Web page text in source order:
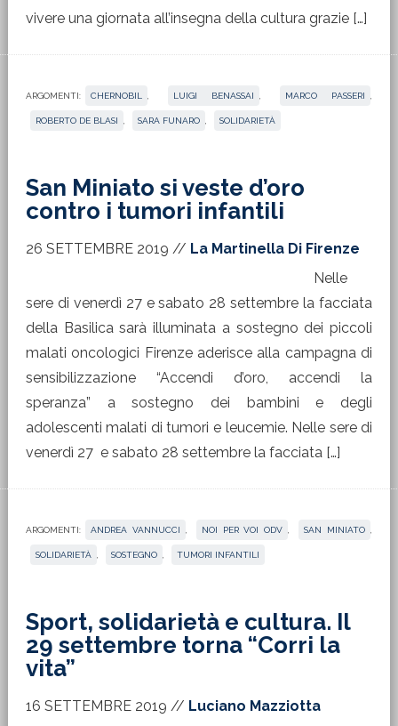
vivere una giornata all’insegna della cultura grazie […]
ARGOMENTI: CHERNOBIL LUIGI BENASSAI MARCO PASSERI
ROBERTO DE BLASI SARA FUNARO SOLIDARIETÀ
San Miniato si veste d’oro
contro i tumori infantili
26 SETTEMBRE 2019 // La Martinella Di Firenze
Nelle
sere di venerdì 27 e sabato 28 settembre la facciata
della Basilica sarà illuminata a sostegno dei piccoli
malati oncologici Firenze aderisce alla campagna di
sensibilizzazione “Accendi d’oro, accendi la
speranza” a sostegno dei bambini e degli
adolescenti malati di tumori e leucemie. Nelle sere di
venerdì 27 e sabato 28 settembre la facciata […]
ARGOMENTI: ANDREA VANNUCCI NOI PER VOI ODV SAN MINIATO
SOLIDARIETÀ SOSTEGNO TUMORI INFANTILI
Sport, solidarietà e cultura. Il
29 settembre torna “Corri la
vita”
16 SETTEMBRE 2019 // Luciano Mazziotta